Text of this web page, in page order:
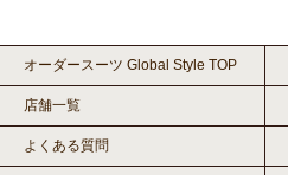
オーダースーツ Global Style TOP
店舗一覧
よくある質問